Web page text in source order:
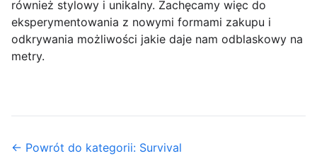
również stylowy i unikalny. Zachęcamy więc do
eksperymentowania z nowymi formami zakupu i
odkrywania możliwości jakie daje nam odblaskowy na
metry.
← Powrót do kategorii: Survival